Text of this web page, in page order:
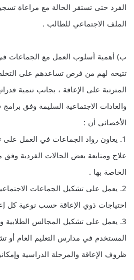
الفرد حتى تستقر الحالة مع مراعاة
الملف الاجتماعي للطالب .
ب‌) أهمية أسلوب العمل مع الجماعات
تتيحه لهم من فرص تساعدهم على التخلص
المترتبة على الإعاقة ، بجانب تنمية
والعادات الاجتماعية السليمة وفق
الأخصائي أن :
1. يعاون رواد الجماعات في العمل على
علاج ومتابعة بعض الحالات الفردية وفق
الخاصة بها .
2. يعمل على تشكيل الجماعات
احتياجات ذوي الإعاقة حسب نوعية
3. يعمل على تشكيل المجالس الطلابية
المستخدم في مدارس التعليم العام أو
ظروف الإعاقة والمرحلة الدراسية